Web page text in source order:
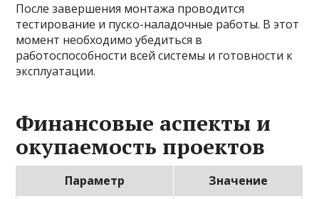
После завершения монтажа проводится
тестирование и пуско-наладочные работы. В этот
момент необходимо убедиться в
работоспособности всей системы и готовности к
эксплуатации.
Финансовые аспекты и
окупаемость проектов
Параметр
Значение